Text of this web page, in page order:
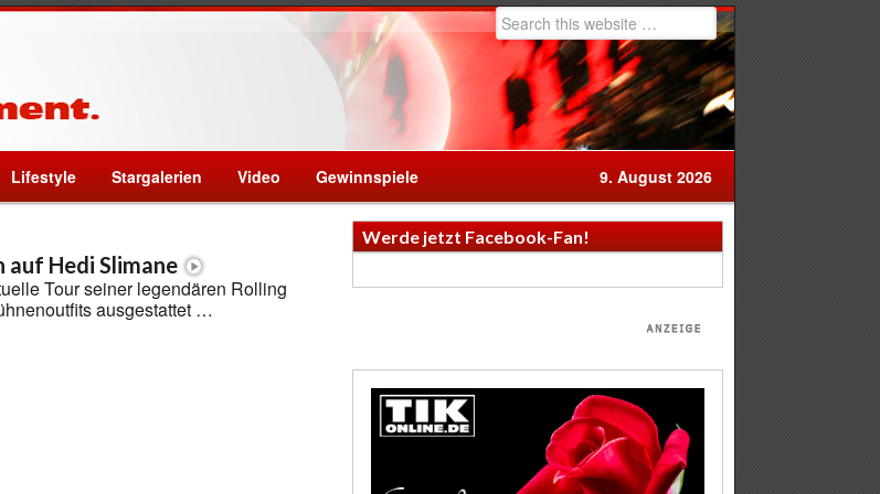
Lifestyle Stargalerien Video Gewinnspiele 9. August 2026
Hedi Slimane
Tour seiner legendären Rolling
ausgestattet …
Werde jetzt Facebook-Fan!